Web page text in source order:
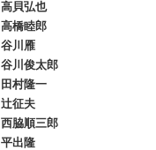
高貝弘也
高橋睦郎
谷川雁
谷川俊太郎
田村隆一
辻征夫
西脇順三郎
平出隆